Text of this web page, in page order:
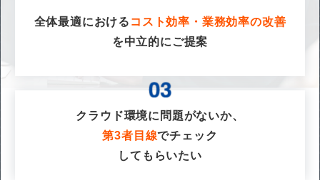
全体最適における コスト効率・業務効率の改善
を中立的にご提案
クラウド環境に問題がないか、
第3者目線でチェック
してもらいたい